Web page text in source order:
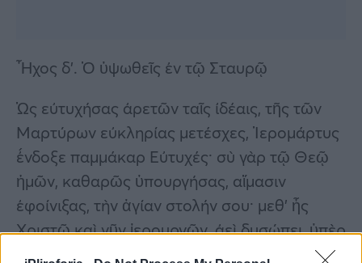
Ἦχος δ’. Ὁ ὑψωθεῖς ἐν τῷ Σταυρῷ
Ὡς εὐτυχήσας ἀρετῶν ταῖς ἰδέαις, τῆς τῶν
Μαρτύρων εὐκληρίας μετέσχες, Ἱερομάρτυς
ἔνδοξε παμμάκαρ Εὐτυχές· σὺ γὰρ τῷ Θεῷ
ἡμῶν, καθαρῶς ὑπουργήσας, αἵμασιν
ἐφοίνιξας, τὴν ἁγίαν στολήν σου· μεθ’ ἧς
Χριστῷ καὶ νῦν ἱερουργῶν, ἀεὶ δυσώπει, ὑπὲρ
τῶν ψυχῶν ἡμῶν.